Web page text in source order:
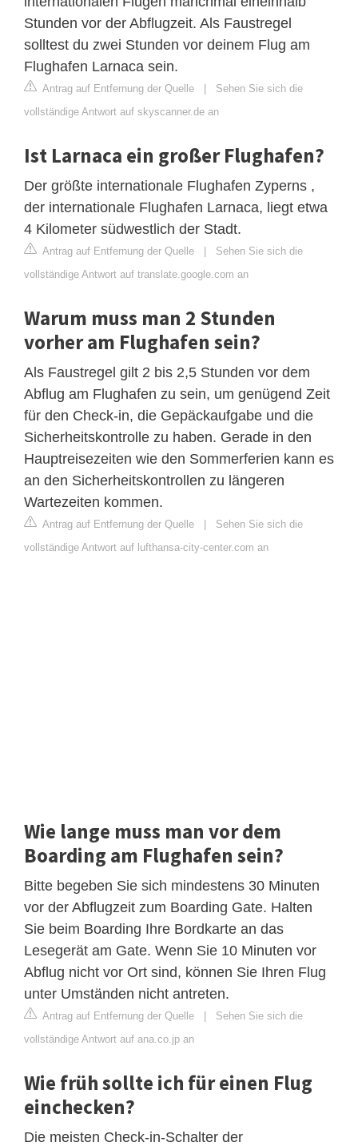
Stunden vor der Abflugzeit. Als Faustregel
solltest du zwei Stunden vor deinem Flug am
Flughafen Larnaca sein.
Antrag auf Entfernung der Quelle | Sehen Sie sich die
vollständige Antwort auf skyscanner.de an
Ist Larnaca ein großer Flughafen?
Der größte internationale Flughafen Zyperns ,
der internationale Flughafen Larnaca, liegt etwa
4 Kilometer südwestlich der Stadt.
Antrag auf Entfernung der Quelle | Sehen Sie sich die
vollständige Antwort auf translate.google.com an
Warum muss man 2 Stunden
vorher am Flughafen sein?
Als Faustregel gilt 2 bis 2,5 Stunden vor dem
Abflug am Flughafen zu sein, um genügend Zeit
für den Check-in, die Gepäckaufgabe und die
Sicherheitskontrolle zu haben. Gerade in den
Hauptreisezeiten wie den Sommerferien kann es
an den Sicherheitskontrollen zu längeren
Wartezeiten kommen.
Antrag auf Entfernung der Quelle | Sehen Sie sich die
vollständige Antwort auf lufthansa-city-center.com an
Wie lange muss man vor dem
Boarding am Flughafen sein?
Bitte begeben Sie sich mindestens 30 Minuten
vor der Abflugzeit zum Boarding Gate. Halten
Sie beim Boarding Ihre Bordkarte an das
Lesegerät am Gate. Wenn Sie 10 Minuten vor
Abflug nicht vor Ort sind, können Sie Ihren Flug
unter Umständen nicht antreten.
Antrag auf Entfernung der Quelle | Sehen Sie sich die
vollständige Antwort auf ana.co.jp an
Wie früh sollte ich für einen Flug
einchecken?
Die meisten Check-in-Schalter der